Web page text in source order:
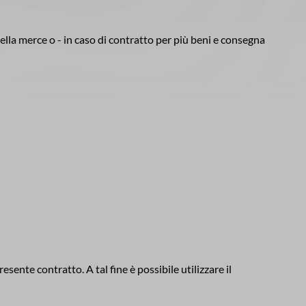
merce o - in caso di contratto per più beni e consegna
contratto. A tal fine è possibile utilizzare il